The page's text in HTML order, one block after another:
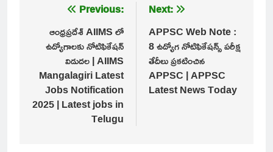
navigation
Previous:
ఆంధ్రప్రదేశ్ AIIMS లో
ఉద్యోగాలకు నోటిఫికేషన్
విడుదల | AIIMS
Mangalagiri Latest
Jobs Notification
2025 | Latest jobs in
Telugu
Next:
APPSC Web Note :
8 ఉద్యోగ నోటిఫికేషన్స్ పరీక్ష
తేదీలు ప్రకటించిన
APPSC | APPSC
Latest News Today